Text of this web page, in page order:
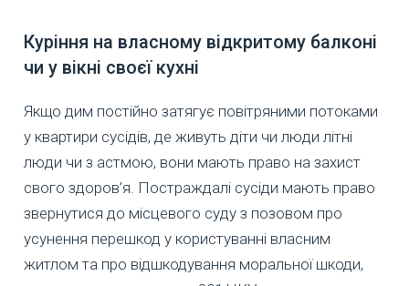
Куріння на власному відкритому балконі
чи у вікні своєї кухні
Якщо дим постійно затягує повітряними потоками
у квартири сусідів, де живуть діти чи люди літні
люди чи з астмою, вони мають право на захист
свого здоров’я. Постраждалі сусіди мають право
звернутися до місцевого суду з позовом про
усунення перешкод у користуванні власним
житлом та про відшкодування моральної шкоди,